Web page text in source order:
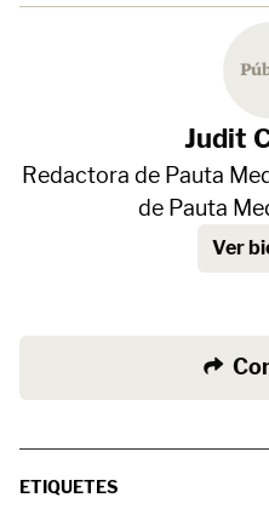
Judit
Redactora de Pauta
de Pauta
Ver
ETIQUETES